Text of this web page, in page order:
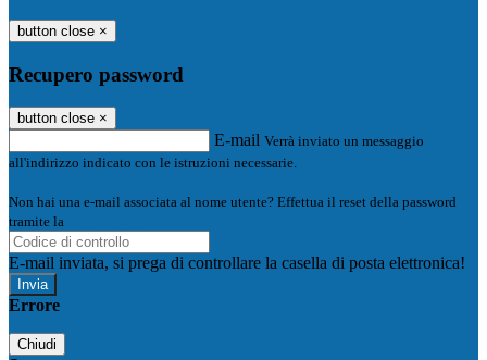
button close ×
Recupero password
button close ×
E-mail Verrà inviato un messaggio
all'indirizzo indicato con le istruzioni necessarie.
Non hai una e-mail associata al nome utente? Effettua il reset della password
tramite la
E-mail inviata, si prega di controllare la casella di posta elettronica!
Errore
Chiudi